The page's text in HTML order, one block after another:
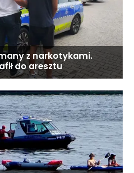
z narkotykami.
do aresztu